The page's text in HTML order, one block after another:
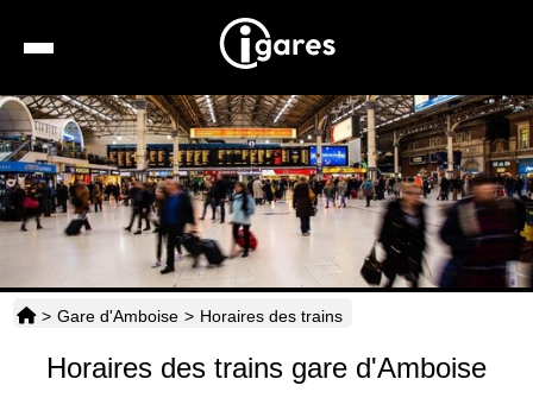
Recherche
Location de voiture
Hôtels
Horaires
> Gare d'Amboise > Horaires des trains
Horaires des trains gare d'Amboise